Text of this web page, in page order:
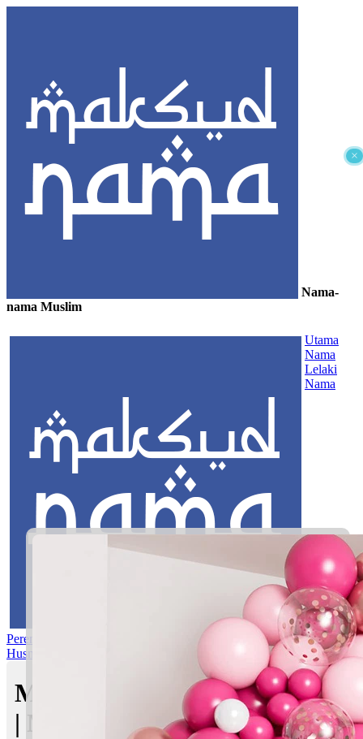
×
Nama-
nama Muslim
Utama
Nama
Lelaki
Nama
Perempuan Nama RasulAsma’ul
Husna
Maksud nama Dhamir Zidan
| Maksud Nama dalam Islam